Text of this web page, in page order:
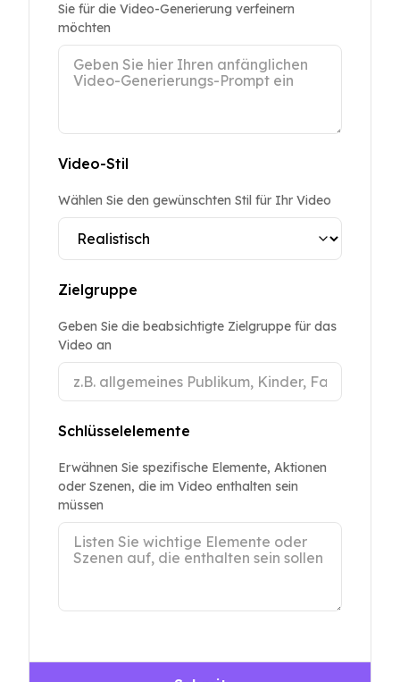
Sie für die Video-Generierung verfeinern
möchten
Video-Stil
Wählen Sie den gewünschten Stil für Ihr Video
Zielgruppe
Geben Sie die beabsichtigte Zielgruppe für das
Video an
Schlüsselelemente
Erwähnen Sie spezifische Elemente, Aktionen
oder Szenen, die im Video enthalten sein
müssen